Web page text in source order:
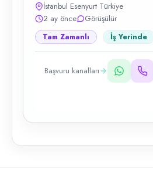
İstanbul Esenyurt Türkiye
2 ay önce
Görüşülür
Tam Zamanlı İş Yerinde
Başvuru kanalları